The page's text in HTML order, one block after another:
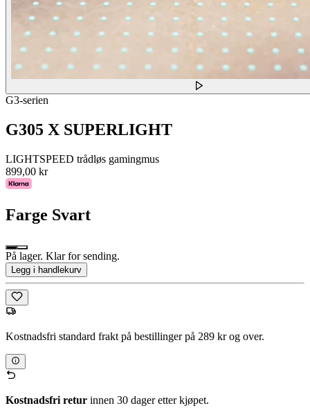
G3-serien
G305 X SUPERLIGHT
LIGHTSPEED trådløs gamingmus
899,00 kr
Farge Svart
På lager. Klar for sending.
Legg i handlekurv
Kostnadsfri standard frakt på bestillinger på 289 kr og over.
Kostnadsfri retur innen 30 dager etter kjøpet.